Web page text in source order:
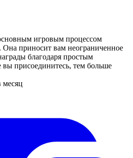
игровым процессом
приносит вам неограниченное
благодаря простым
присоединитесь, тем больше
месяц